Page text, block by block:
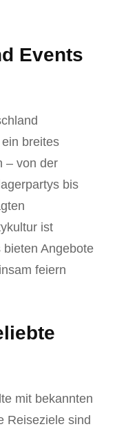
Events
breites
– von der
bis
ist
Angebote
feiern
mit bekannten
Reiseziele sind